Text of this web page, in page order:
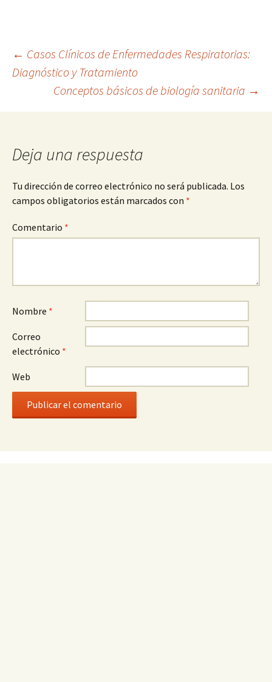
Navegación
← Casos Clínicos de Enfermedades Respiratorias:
Diagnóstico y Tratamiento
Conceptos básicos de biología sanitaria →
Deja una respuesta
Tu dirección de correo electrónico no será publicada. Los
campos obligatorios están marcados con *
Comentario *
Nombre *
Correo
electrónico *
Web